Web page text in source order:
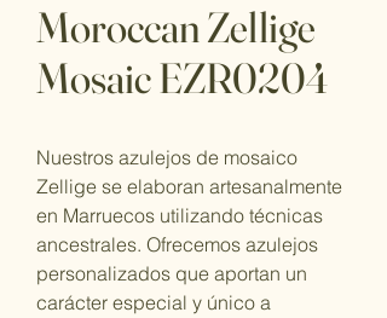
Moroccan Zellige
Mosaic EZR0204
Nuestros azulejos de mosaico
Zellige se elaboran artesanalmente
en Marruecos utilizando técnicas
ancestrales. Ofrecemos azulejos
personalizados que aportan un
carácter especial y único a